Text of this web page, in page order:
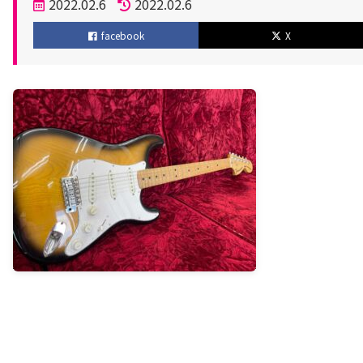
投
稿
日
2022.02.6
更
新
2022.02.6
facebook X